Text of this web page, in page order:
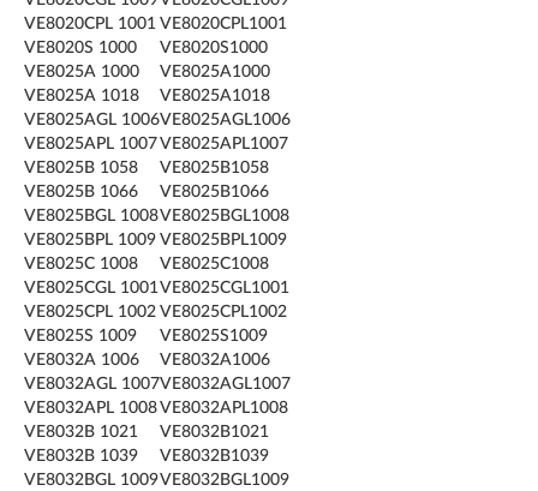
VE8020CPL 1001 VE8020CPL1001
VE8020S 1000
VE8020S1000
VE8025A 1000
VE8025A1000
VE8025A 1018
VE8025A1018
VE8025AGL 1006VE8025AGL1006
VE8025APL 1007VE8025APL1007
VE8025B 1058
VE8025B1058
VE8025B 1066
VE8025B1066
VE8025BGL 1008VE8025BGL1008
VE8025BPL 1009 VE8025BPL1009
VE8025C 1008
VE8025C1008
VE8025CGL 1001VE8025CGL1001
VE8025CPL 1002 VE8025CPL1002
VE8025S 1009
VE8025S1009
VE8032A 1006
VE8032A1006
VE8032AGL 1007VE8032AGL1007
VE8032APL 1008VE8032APL1008
VE8032B 1021
VE8032B1021
VE8032B 1039
VE8032B1039
VE8032BGL 1009VE8032BGL1009